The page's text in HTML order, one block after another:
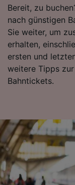
Bereit, zu
nach günstigen
Sie weiter, um
erhalten,
ersten und
weitere Tipps
Bahntickets.
werden
haben
Daten
verwendet,
Wir und
Folgendes
aktiv
von
Inhalten,
Entwicklung
Angeboten.